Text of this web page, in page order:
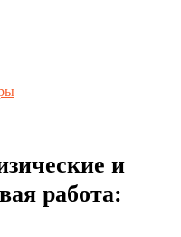
и
работа: